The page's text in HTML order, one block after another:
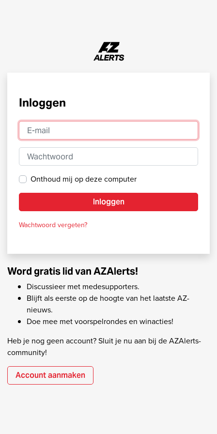
Inloggen
E-mail
Wachtwoord
Onthoud mij op deze computer
Inloggen
Wachtwoord vergeten?
Word gratis lid van AZAlerts!
Discussieer met medesupporters.
Blijft als eerste op de hoogte van het laatste AZ-
nieuws.
Doe mee met voorspelrondes en winacties!
Heb je nog geen account? Sluit je nu aan bij de AZAlerts-
community!
Account aanmaken